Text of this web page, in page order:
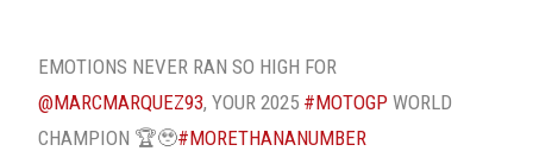
EMOTIONS NEVER RAN SO HIGH FOR
@MARCMARQUEZ93, YOUR 2025 #MOTOGP WORLD
CHAMPION 🏆🥹#MORETHANANUMBER